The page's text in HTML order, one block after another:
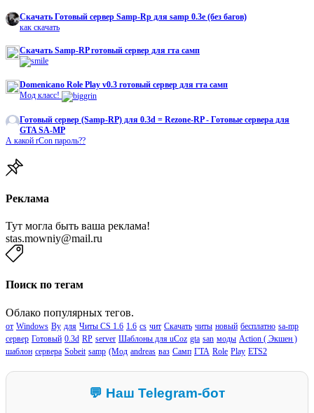
Cкачать Готовый сервер Samp-Rp для samp 0.3e (без багов)
как скачать
Скачать Samp-RP готовый сервер для гта самп
Domenicano Role Play v0.3 готовый сервер для гта самп
Мод класс!
Готовый сервер (Samp-RP) для 0.3d = Rezone-RP - Готовые сервера для
GTA SA-MP
А какой rCon пароль??
Реклама
Тут могла быть ваша реклама!
stas.mowniy@mail.ru
Поиск по тегам
Облако популярных тегов.
от Windows By для Читы CS 1.6 1.6 cs чит Скачать читы новый бесплатно sa-mp
сервер Готовый 0.3d RP server Шаблоны для uCoz gta san моды Action ( Экшен )
шаблон сервера Sobeit samp (Мод andreas ваз Самп ГТА Role Play ETS2
💬 Наш Telegram-бот